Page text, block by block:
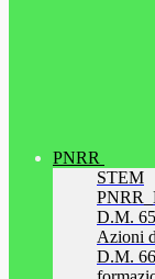
PNRR
STEM
D.M.
Azioni
D.M.